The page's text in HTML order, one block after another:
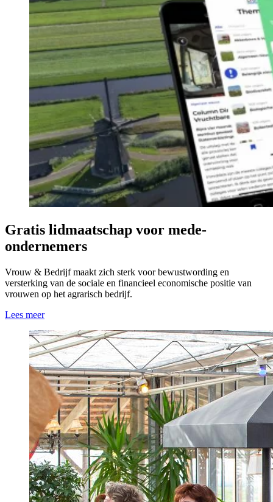
Gratis lidmaatschap voor mede-
ondernemers
Vrouw & Bedrijf maakt zich sterk voor bewustwording en
versterking van de sociale en financieel economische positie van
vrouwen op het agrarisch bedrijf.
Lees meer